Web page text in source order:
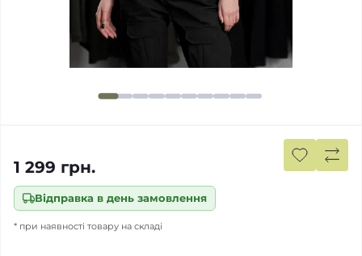
Відправка в день замовлення
* при наявності товару на складі
1 299 грн.